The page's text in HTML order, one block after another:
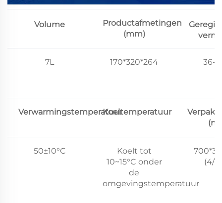
Volume
Productafmetingen
(mm)
7L 170*320*264 36-
VerwarmingstemperatuurKoeltemperatuur
50±10°C
Koelt tot
10~15°C onder
de
omgevingstemperatuur
(4/